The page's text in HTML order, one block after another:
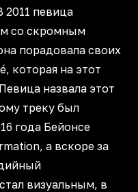
2011 певица
со скромным
порадовала своих
которая на этот
назвала этот
треку был
года Бейонсе
а вскоре за
визуальным, в